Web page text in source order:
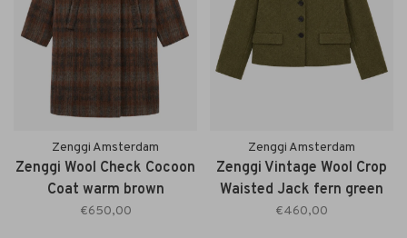
Zenggi Amsterdam
Zenggi Wool Check Cocoon
Coat warm brown
€650,00
Zenggi Amsterdam
Zenggi Vintage Wool Crop
Waisted Jack fern green
€460,00